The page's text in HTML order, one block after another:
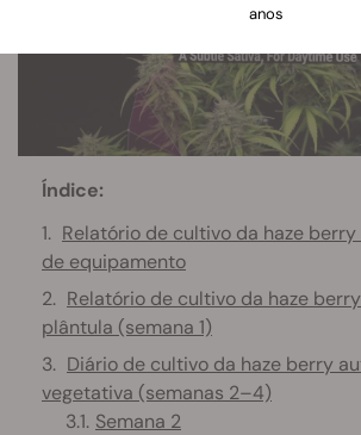
Índice:
Relatório de cultivo da haze
de equipamento
Relatório de cultivo da haze
plântula (semana 1)
Diário de cultivo da haze berry
vegetativa (semanas 2–4)
Semana 2
anos